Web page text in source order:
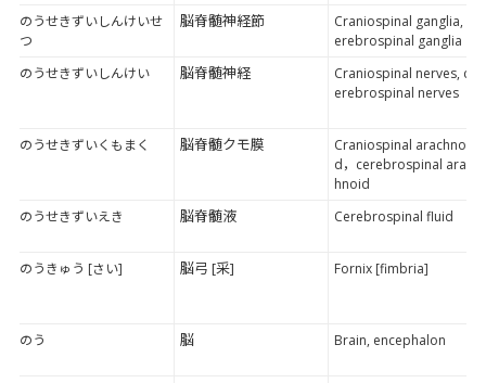
のうせきずいしんけいせ
つ
脳脊髄神経節
Craniospinal ganglia, c
erebrospinal ganglia
のうせきずいしんけい
脳脊髄神経
Craniospinal nerves, c
erebrospinal nerves
のうせきずいくもまく 脳脊髄クモ膜
Craniospinal arachnoi
d，cerebrospinal arac
hnoid
のうせきずいえき
脳脊髄液 Cerebrospinal fluid
のうきゅう [さい] 脳弓 [采] Fornix [fimbria]
のう 脳 Brain, encephalon